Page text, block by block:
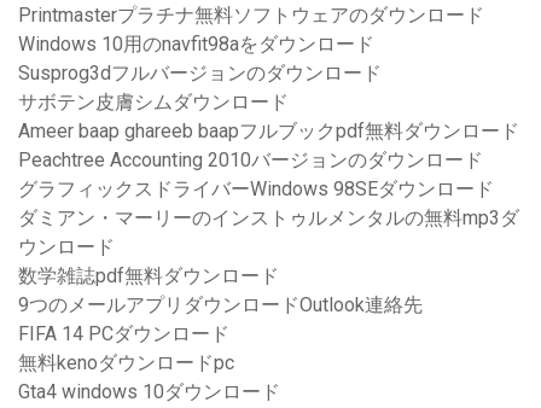
Printmasterプラチナ無料ソフトウェアのダウンロード
Windows 10用のnavfit98aをダウンロード
Susprog3dフルバージョンのダウンロード
サボテン皮膚シムダウンロード
Ameer baap ghareeb baapフルブックpdf無料ダウンロード
Peachtree Accounting 2010バージョンのダウンロード
グラフィックスドライバーWindows 98SEダウンロード
ダミアン・マーリーのインストゥルメンタルの無料mp3ダ
ウンロード
数学雑誌pdf無料ダウンロード
9つのメールアプリダウンロードOutlook連絡先
FIFA 14 PCダウンロード
無料kenoダウンロードpc
Gta4 windows 10ダウンロード